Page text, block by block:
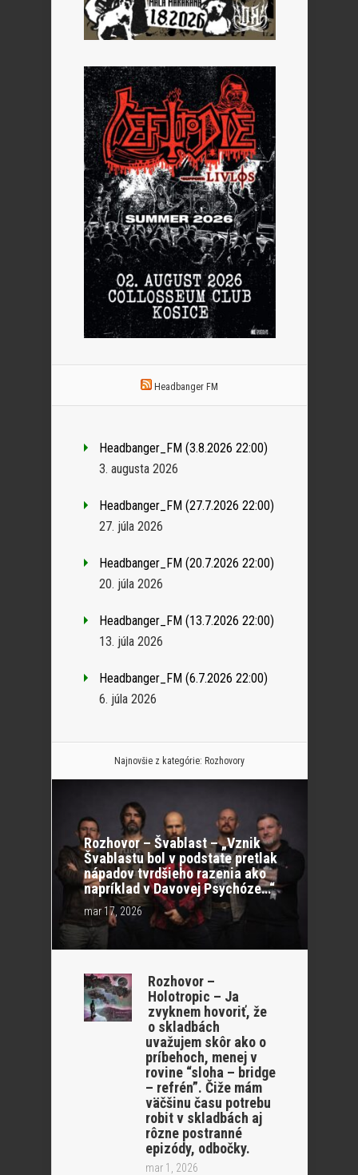
Headbanger FM
Headbanger_FM (3.8.2026 22:00)
3. augusta 2026
Headbanger_FM (27.7.2026 22:00)
27. júla 2026
Headbanger_FM (20.7.2026 22:00)
20. júla 2026
Headbanger_FM (13.7.2026 22:00)
13. júla 2026
Headbanger_FM (6.7.2026 22:00)
6. júla 2026
Najnovšie z kategórie: Rozhovory
Rozhovor – Švablast – „Vznik
Švablastu bol v podstate pretlak
nápadov tvrdšieho razenia ako
napríklad v Davovej Psychóze…“
mar 17, 2026
Rozhovor –
Holotropic – Ja
zvyknem hovoriť, že
o skladbách
uvažujem skôr ako o
príbehoch, menej v
rovine “sloha – bridge
– refrén”. Čiže mám
väčšinu času potrebu
robit v skladbách aj
rôzne postranné
epizódy, odbočky.
mar 1, 2026